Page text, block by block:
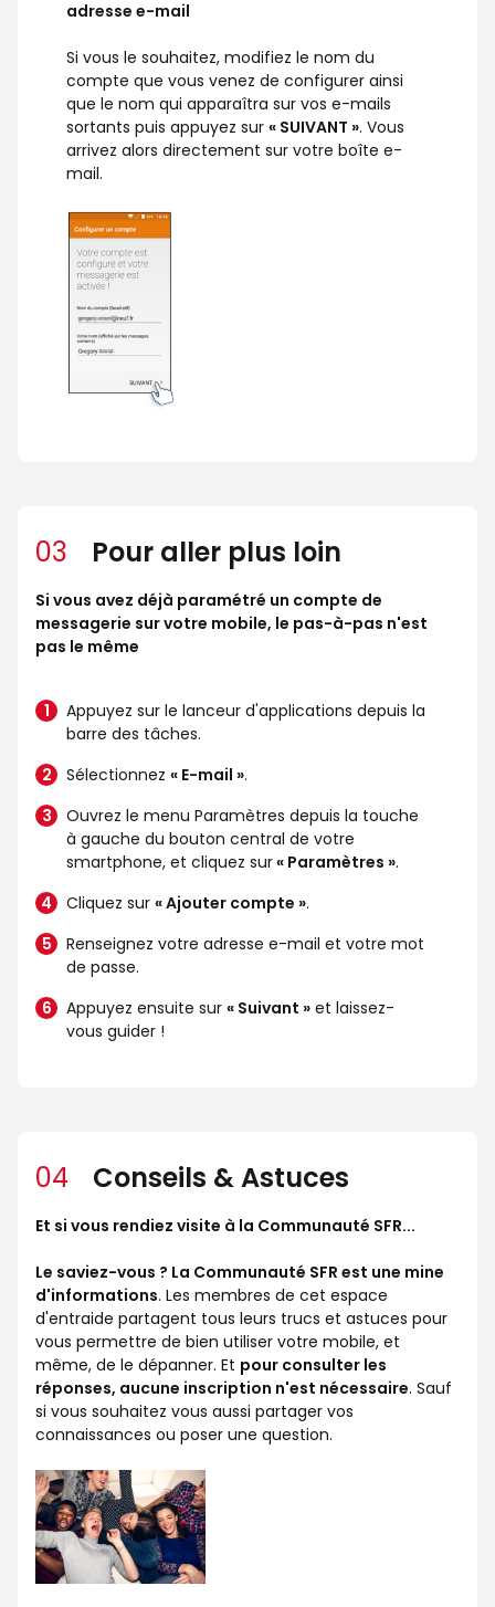
adresse e-mail
Si vous le souhaitez, modifiez le nom du
compte que vous venez de configurer ainsi
que le nom qui apparaîtra sur vos e-mails
sortants puis appuyez sur « SUIVANT ». Vous
arrivez alors directement sur votre boîte e-
mail.
03 Pour aller plus loin
Si vous avez déjà paramétré un compte de
messagerie sur votre mobile, le pas-à-pas n'est
pas le même
Appuyez sur le lanceur d'applications depuis la
barre des tâches.
Sélectionnez « E-mail ».
Ouvrez le menu Paramètres depuis la touche
à gauche du bouton central de votre
smartphone, et cliquez sur« Paramètres ».
Cliquez sur « Ajouter compte ».
Renseignez votre adresse e-mail et votre mot
de passe.
Appuyez ensuite sur « Suivant » et laissez-
vous guider !
04 Conseils & Astuces
Et si vous rendiez visite à la Communauté SFR...
Le saviez-vous ? La Communauté SFR est une mine
d'informations. Les membres de cet espace
d'entraide partagent tous leurs trucs et astuces pour
vous permettre de bien utiliser votre mobile, et
même, de le dépanner. Et pour consulter les
réponses, aucune inscription n'est nécessaire. Sauf
si vous souhaitez vous aussi partager vos
connaissances ou poser une question.